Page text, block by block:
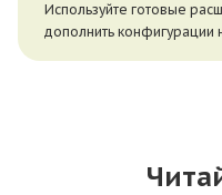
Используйте готовые
дополнить